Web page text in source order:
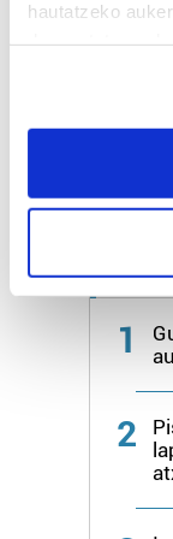
hautatzeko
If you allow, we
Collect
meters
Identify
specific
and set your
Guk eta gure
prozesatzen
teknologia
neurtzeko,
Azken
1
2